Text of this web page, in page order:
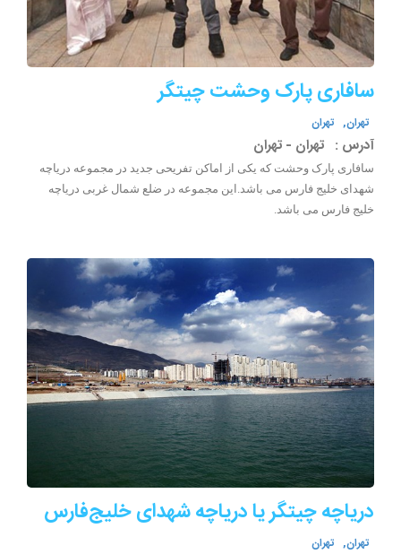
سافاری پارک وحشت چیتگر
تهران, تهران
آدرس : تهران - تهران
سافاری پارک وحشت که یکی از اماکن تفریحی جدید در مجموعه دریاچه
شهدای خلیج فارس می باشد.این مجموعه در ضلع شمال غربی دریاچه
خلیج فارس می باشد.
دریاچه چیتگر یا دریاچه شهدای خلیج‌فارس
تهران, تهران